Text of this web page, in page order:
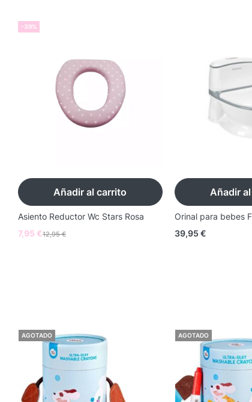
-39%
Añadir al carrito
Asiento Reductor Wc Stars Rosa
12,95€
7,95 €
Añadir
Orinal para bebes
39,95 €
AGOTADO AGOTADO